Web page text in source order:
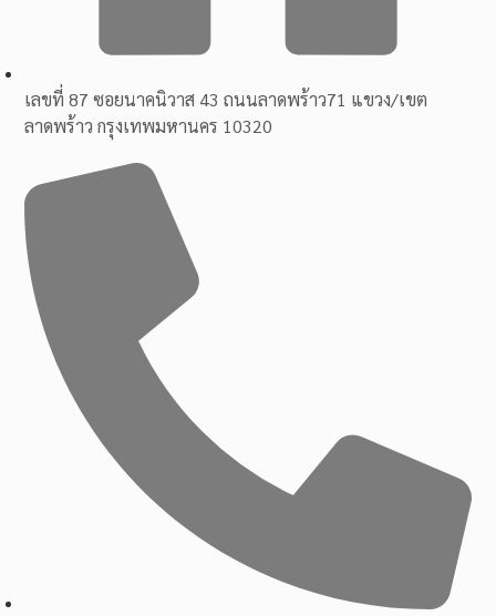
เลขที่ 87 ซอยนาคนิวาส 43 ถนนลาดพร้าว71 แขวง/เขต
ลาดพร้าว กรุงเทพมหานคร 10320